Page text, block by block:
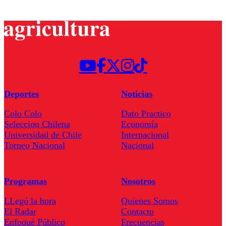
Deportes
Colo Colo
Seleccion Chilena
Universidad de Chile
Torneo Nacional
Noticias
Dato Practico
Economía
Internacional
Nacional
Programas
LLegó la hora
El Radar
Enfoqué Público
Nosotros
Quienes Somos
Contacto
Frecuencias